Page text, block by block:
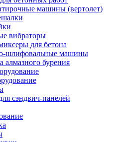
машины (вертолет)
вибраторы
для бетона
шлифовальные машины
алмазного бурения
сэндвич-панелей